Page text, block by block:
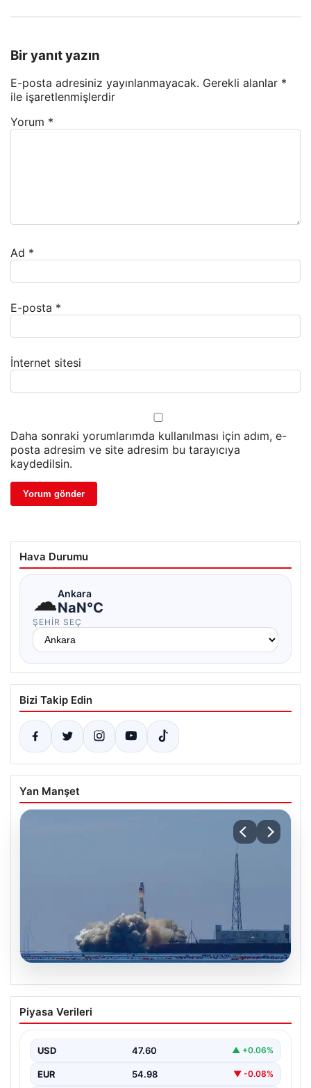
Bir yanıt yazın
E-posta adresiniz yayınlanmayacak. Gerekli alanlar *
ile işaretlenmişlerdir
Yorum *
Ad *
E-posta *
İnternet sitesi
Daha sonraki yorumlarımda kullanılması için adım, e-
posta adresim ve site adresim bu tarayıcıya
kaydedilsin.
Hava Durumu
☁Ankara
NaN°C
ŞEHIR SEÇ
Bizi Takip Edin
Yan Manşet
Çin, 2 hiperspektral görüntüleme
uydusunu denizden uzaya fırlattı
Piyasa Verileri
USD 47.60 ▲ +0.06%
EUR 54.98 ▼ -0.08%